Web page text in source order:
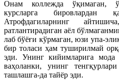
Онам коллежда ўқимаган,
курсларга бировлардан
Атрофдагиларнинг
ратлантирадиган аёл
лаб бўёғи кўрмаган, юзи упа-
бир толаси ҳам туширилмай
эди. Унинг кийимларига мода
ваҳоланки, унинг
ташлашга-да тайёр эди.